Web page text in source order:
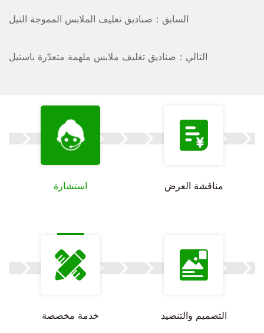
السابق：صناديق تغليف الملابس المموجة التيل
التالي：صناديق تغليف ملابس ملهمة متعدّرة باستيل
استشارة مناقشة العرض
خدمة مخصصة التصميم والتنضيد